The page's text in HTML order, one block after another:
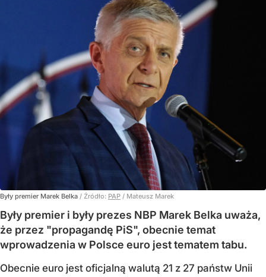
Były premier Marek Belka / Źródło: PAP / Mateusz Marek
Były premier i były prezes NBP Marek Belka uważa,
że przez "propagandę PiS", obecnie temat
wprowadzenia w Polsce euro jest tematem tabu.
Obecnie euro jest oficjalną walutą 21 z 27 państw Unii